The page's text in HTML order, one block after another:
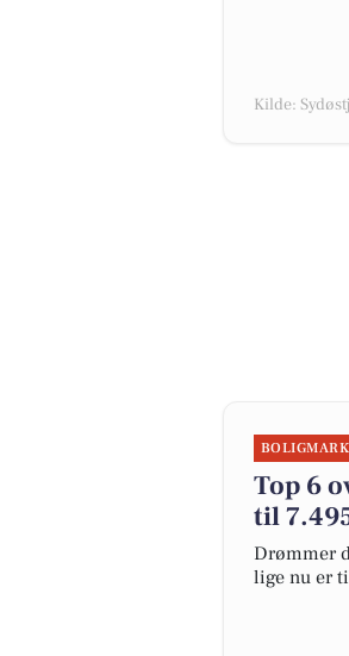
Kilde:
Top 6
til
Drømmer
lige nu er